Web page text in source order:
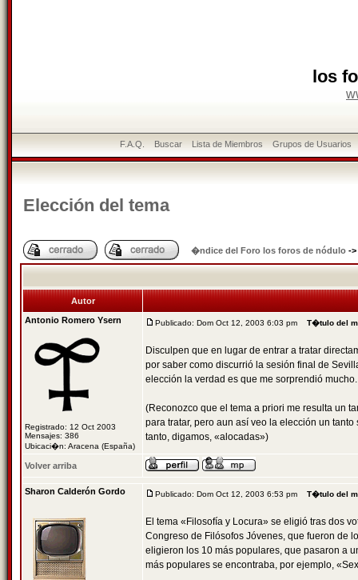
los
F.A.Q. Buscar Lista de Miembros Grupos de Usuarios
Elección del tema
�ndice del Foro los foros de nódulo ->
Autor
Antonio Romero Ysern
Registrado: 12 Oct 2003
Mensajes: 386
Ubicaci�n: Aracena (España)
Publicado: Dom Oct 12, 2003 6:03 pm T�tulo del
Disculpen que en lugar de entrar a tratar
por saber como discurrió la sesión final de
elección la verdad es que me sorprendió
(Reconozco que el tema a priori me resulta un
para tratar, pero aun así veo la elección un
tanto, digamos, «alocadas»)
Volver arriba
Sharon Calderón Gordo Publicado: Dom Oct 12, 2003 6:53 pm T�tulo del
El tema «Filosofía y Locura» se eligió tras dos
Congreso de Filósofos Jóvenes, que fueron de
eligieron los 10 más populares, que pasaron a
más populares se encontraba, por ejemplo,